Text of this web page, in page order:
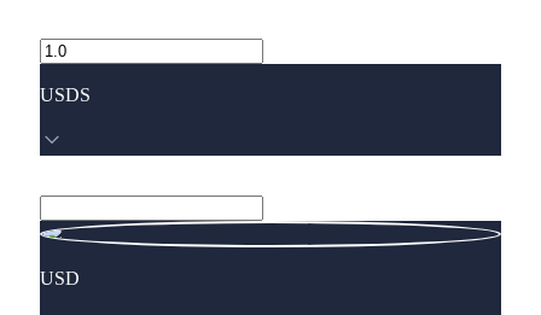
USDS
USD